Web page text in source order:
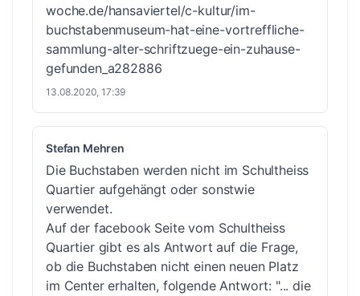
woche.de/hansaviertel/c-kultur/im-
buchstabenmuseum-hat-eine-vortreffliche-
sammlung-alter-schriftzuege-ein-zuhause-
gefunden_a282886
13.08.2020, 17:39
Stefan Mehren
Die Buchstaben werden nicht im Schultheiss
Quartier aufgehängt oder sonstwie
verwendet.
Auf der facebook Seite vom Schultheiss
Quartier gibt es als Antwort auf die Frage,
ob die Buchstaben nicht einen neuen Platz
im Center erhalten, folgende Antwort: "... die